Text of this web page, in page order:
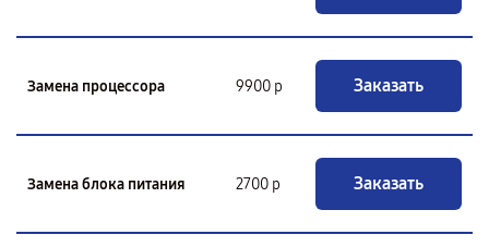
Замена процессора 9900 р Заказать
Замена блока питания 2700 р Заказать